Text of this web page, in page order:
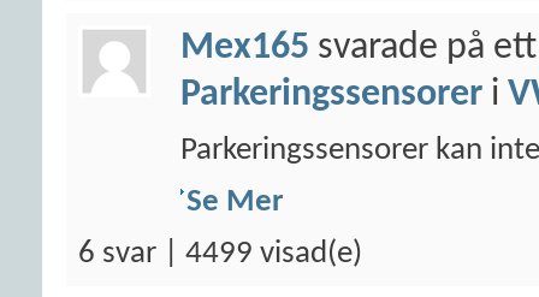
Mex165 svarade på
Parkeringssensorer i
Parkeringssensorer kan
Se Mer
6 svar | 4499 visad(e)